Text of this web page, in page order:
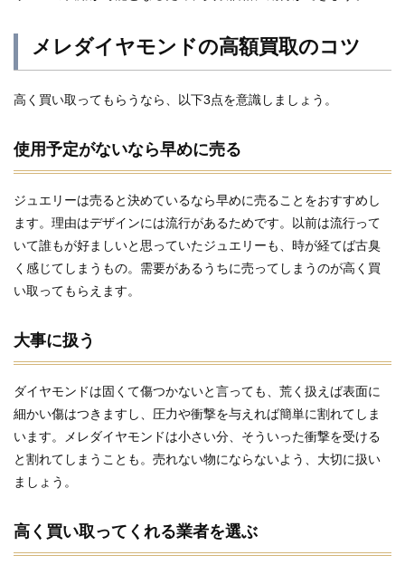
メレダイヤモンドの高額買取のコツ
高く買い取ってもらうなら、以下3点を意識しましょう。
使用予定がないなら早めに売る
ジュエリーは売ると決めているなら早めに売ることをおすすめし
ます。理由はデザインには流行があるためです。以前は流行って
いて誰もが好ましいと思っていたジュエリーも、時が経てば古臭
く感じてしまうもの。需要があるうちに売ってしまうのが高く買
い取ってもらえます。
大事に扱う
ダイヤモンドは固くて傷つかないと言っても、荒く扱えば表面に
細かい傷はつきますし、圧力や衝撃を与えれば簡単に割れてしま
います。メレダイヤモンドは小さい分、そういった衝撃を受ける
と割れてしまうことも。売れない物にならないよう、大切に扱い
ましょう。
高く買い取ってくれる業者を選ぶ